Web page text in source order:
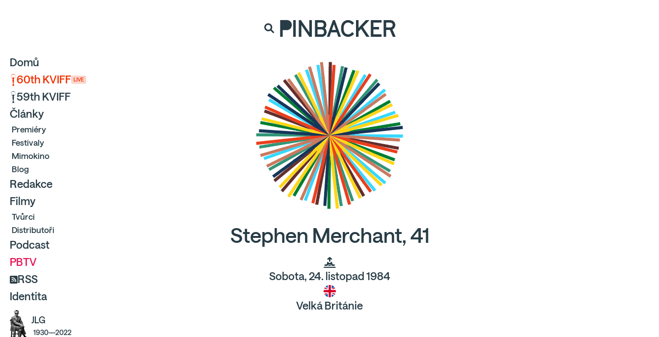
PINBACKER
Domů
60th KVIFF LIVE
59th KVIFF
Články
Premiéry
Festivaly
Mimokino
Blog
Redakce
Filmy
Tvůrci
Distributoři
Podcast
PBTV
RSS
Identita
JLG
1930—2022
Stephen Merchant, 41
Sobota, 24. listopad 1984
Velká Británie